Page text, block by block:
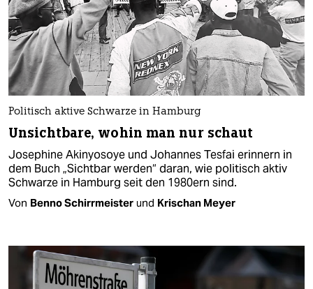
Politisch aktive Schwarze in Hamburg
Unsichtbare, wohin man nur schaut
Josephine Akinyosoye und Johannes Tesfai erinnern in
dem Buch „Sichtbar werden“ daran, wie politisch aktiv
Schwarze in Hamburg seit den 1980ern sind.
Von Benno Schirrmeister und Krischan Meyer